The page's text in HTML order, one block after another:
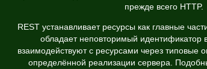
прежде всего HTTP.
REST устанавливает ресурсы как главные
обладает неповторимый идентификатор
взаимодействуют с ресурсами через типовые
определённой реализации сервера.